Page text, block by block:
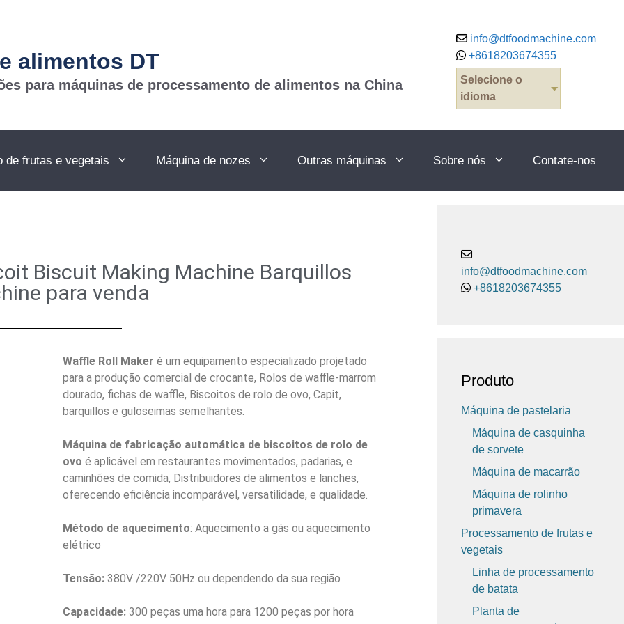
alimentos DT
para máquinas de processamento de alimentos na China
info@dtfoodmachine.com
+8618203674355
Selecione o
idioma
de frutas e vegetais Máquina de nozes Outras máquinas Sobre nós Contate-nos
Biscuit Making Machine Barquillos
para venda
Waffle Roll Maker é um equipamento especializado projetado
para a produção comercial de crocante, Rolos de waffle-marrom
dourado, fichas de waffle, Biscoitos de rolo de ovo, Capit,
barquillos e guloseimas semelhantes.
Máquina de fabricação automática de biscoitos de rolo de
ovo é aplicável em restaurantes movimentados, padarias, e
caminhões de comida, Distribuidores de alimentos e lanches,
oferecendo eficiência incomparável, versatilidade, e qualidade.
Método de aquecimento: Aquecimento a gás ou aquecimento
elétrico
Tensão:380V /220V 50Hz ou dependendo da sua região
Capacidade:300 peças uma hora para 1200 peças por hora
info@dtfoodmachine.com
+8618203674355
Produto
Máquina de pastelaria
Máquina de casquinha
de sorvete
Máquina de macarrão
Máquina de rolinho
primavera
Processamento de frutas e
vegetais
Linha de processamento
de batata
Planta de